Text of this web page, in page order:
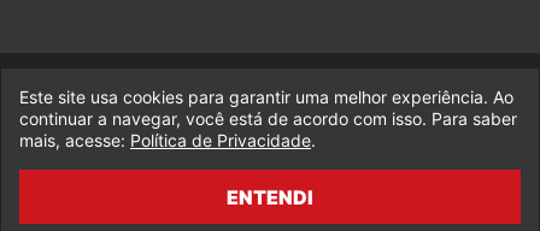
© 2017-2026 Legado da Marvel, uma empresa da Legado
Enterprises.
fabiolobo
Este site usa cookies para garantir uma melhor experiência. Ao
continuar a navegar, você está de acordo com isso. Para saber
mais, acesse: Política de Privacidade.
ENTENDI